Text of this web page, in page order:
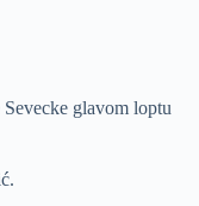
glavom loptu